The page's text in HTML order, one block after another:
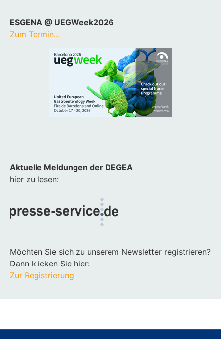
ESGENA @ UEGWeek2026
Zum Termin...
Aktuelle Meldungen der DEGEA
hier zu lesen:
Möchten Sie sich zu unserem Newsletter registrieren?
Dann klicken Sie hier:
Zur Registrierung